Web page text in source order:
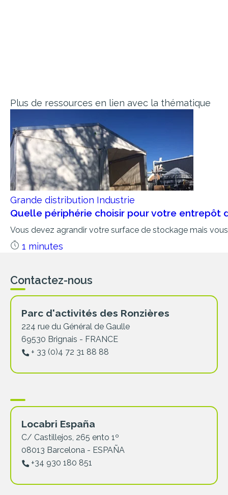
Plus de ressources en lien avec la thématique
Grande distribution Industrie
Quelle périphérie choisir pour votre entrepôt
Vous devez agrandir votre surface de stockage mais
1 minutes
Contactez-nous
Parc d'activités des Ronzières
224 rue du Général de Gaulle
69530 Brignais - FRANCE
+ 33 (0)4 72 31 88 88
Locabri España
C/ Castillejos, 265 ento 1º
08013 Barcelona - ESPAÑA
+34 930 180 851